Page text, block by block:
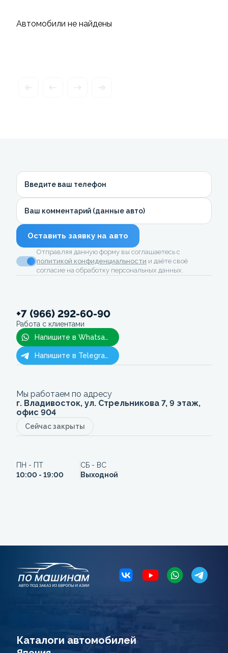
Автомобили не найдены
Введите ваш телефон
Ваш комментарий (данные авто)
Оставить заявку на авто
Отправляя данную форму вы соглашаетесь с
политикой конфиденциальности и даёте своё
согласие на обработку персональных данных.
+7 (966) 292-60-90
Работа с клиентами
Напишите в Whatsapp
Напишите в Telegram
Мы работаем по адресу
г. Владивосток, ул. Стрельникова 7, 9 этаж,
офис 904
Сейчас закрыты
ПН - ПТ
10:00 - 19:00
СБ - ВС
Выходной
Каталоги автомобилей